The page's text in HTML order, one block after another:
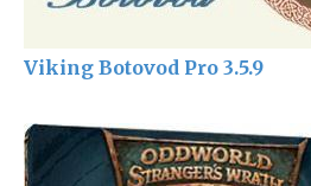
Viking Botovod Pro 3.5.9